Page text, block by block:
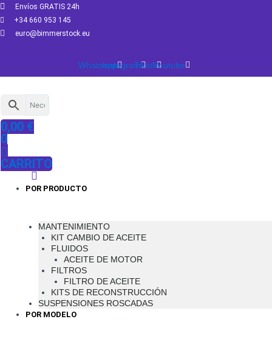
Ir
al
Envíos GRATIS 24h
+34 660 953 145
euro@bimmerstock.eu
WhatsappInstagramTiktokYoutube
0,00 €
0
CARRITO
POR PRODUCTO
MANTENIMIENTO
KIT CAMBIO DE ACEITE
FLUIDOS
ACEITE DE MOTOR
FILTROS
FILTRO DE ACEITE
KITS DE RECONSTRUCCIÓN
SUSPENSIONES ROSCADAS
POR MODELO